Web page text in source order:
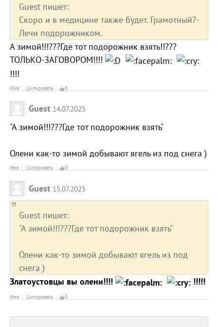
Guest пишет:
Скоро и в медицине также будет. Грамотный?-
Лечи подорожником.
А зимой!!!???Где тот подорожник взять!!???
ТОЛЬКО-ЗАГОВОРОМ!!!!
!!!!
Имя Цитировать 0
Guest 14.07.2025
"А зимой!!!???Где тот подорожник взять"
Олени как-то зимой добывают ягель из под снега )
Имя Цитировать 0
Guest 15.07.2025
Guest пишет:
"А зимой!!!???Где тот подорожник взять"
Олени как-то зимой добывают ягель из под
снега )
Златоустовцы вы олени!!!!
!!!!!
Имя Цитировать 0